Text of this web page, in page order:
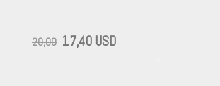
20,00 17,40 USD